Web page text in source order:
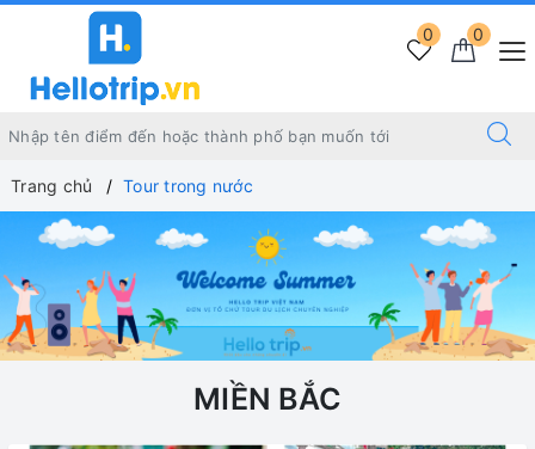
0
0
Trang chủ Tour trong nước
MIỀN BẮC